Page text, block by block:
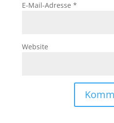
E-Mail-Adresse *
Website